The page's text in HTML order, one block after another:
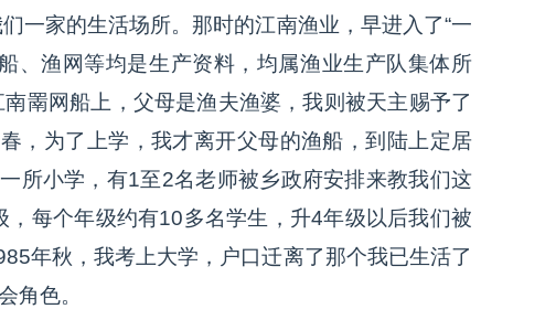
一家的生活场所。那时的江南渔业，早进入了“一
、渔网等均是生产资料，均属渔业生产队集体所
罱网船上，父母是渔夫渔婆，我则被天主赐予了
，为了上学，我才离开父母的渔船，到陆上定居
所小学，有1至2名老师被乡政府安排来教我们这
每个年级约有10多名学生，升4年级以后我们被
年秋，我考上大学，户口迁离了那个我已生活了
角色。